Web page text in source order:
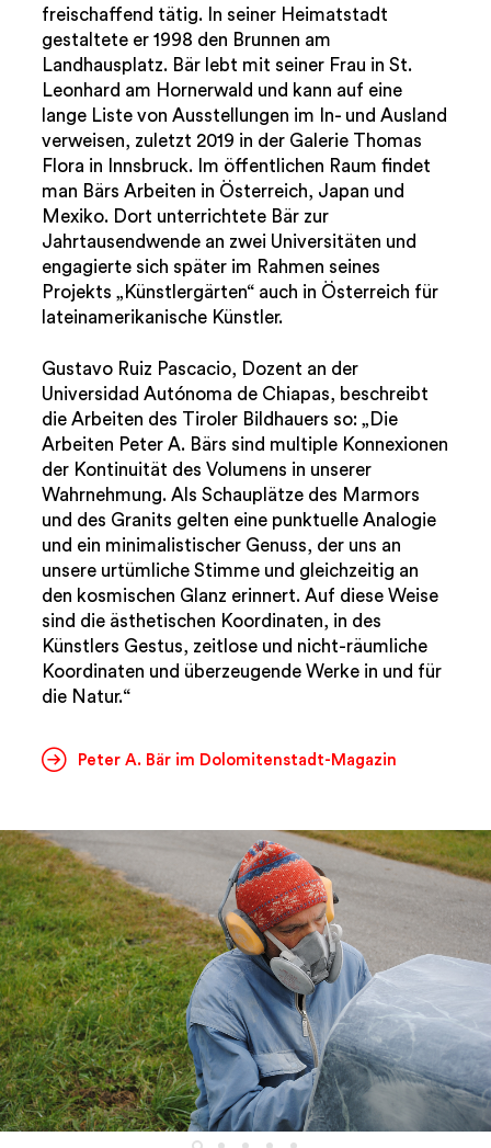
freischaffend tätig. In seiner Heimatstadt
gestaltete er 1998 den Brunnen am
Landhausplatz. Bär lebt mit seiner Frau in St.
Leonhard am Hornerwald und kann auf eine
lange Liste von Ausstellungen im In- und Ausland
verweisen, zuletzt 2019 in der Galerie Thomas
Flora in Innsbruck. Im öffentlichen Raum findet
man Bärs Arbeiten in Österreich, Japan und
Mexiko. Dort unterrichtete Bär zur
Jahrtausendwende an zwei Universitäten und
engagierte sich später im Rahmen seines
Projekts „Künstlergärten“ auch in Österreich für
lateinamerikanische Künstler.
Gustavo Ruiz Pascacio, Dozent an der
Universidad Autónoma de Chiapas, beschreibt
die Arbeiten des Tiroler Bildhauers so: „Die
Arbeiten Peter A. Bärs sind multiple Konnexionen
der Kontinuität des Volumens in unserer
Wahrnehmung. Als Schauplätze des Marmors
und des Granits gelten eine punktuelle Analogie
und ein minimalistischer Genuss, der uns an
unsere urtümliche Stimme und gleichzeitig an
den kosmischen Glanz erinnert. Auf diese Weise
sind die ästhetischen Koordinaten, in des
Künstlers Gestus, zeitlose und nicht-räumliche
Koordinaten und überzeugende Werke in und für
die Natur.“
Peter A. Bär im Dolomitenstadt-Magazin